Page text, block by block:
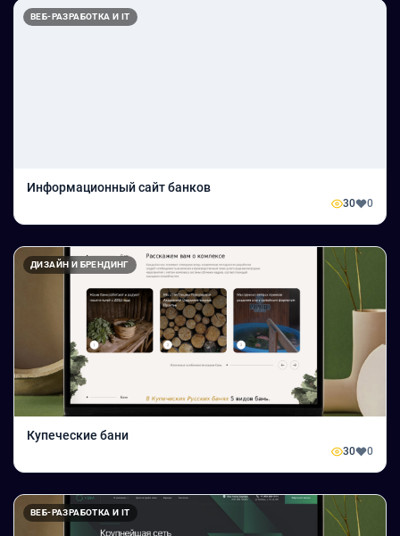
ВЕБ-РАЗРАБОТКА И IT
Информационный сайт банков
30 0
ДИЗАЙН И БРЕНДИНГ
Купеческие бани
30 0
ВЕБ-РАЗРАБОТКА И IT